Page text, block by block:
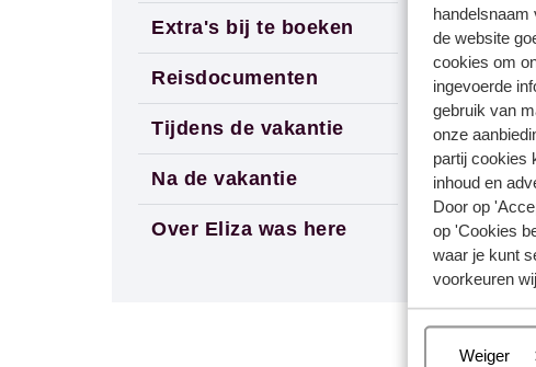
handelsnaam
de website
cookies om
ingevoerde
gebruik van
onze
partij cookies
inhoud en
Door op
op 'Cookies
waar je kunt
voorkeuren
Beheren
Weiger
Extra's bij te boeken
Reisdocumenten
Tijdens de vakantie
Na de vakantie
Over Eliza was here
Kan ik
Kan ik